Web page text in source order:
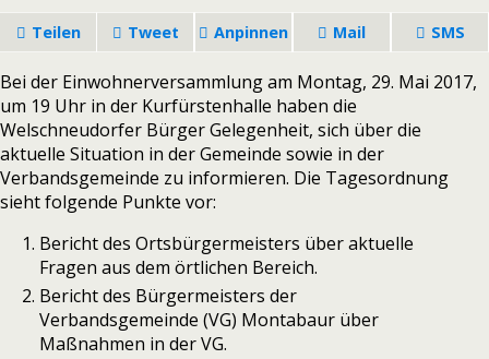
Teilen Tweet Anpinnen Mail SMS
Bei der Einwohnerversammlung am Montag, 29. Mai 2017,
um 19 Uhr in der Kurfürstenhalle haben die
Welschneudorfer Bürger Gelegenheit, sich über die
aktuelle Situation in der Gemeinde sowie in der
Verbandsgemeinde zu informieren. Die Tagesordnung
sieht folgende Punkte vor:
Bericht des Ortsbürgermeisters über aktuelle
Fragen aus dem örtlichen Bereich.
Bericht des Bürgermeisters der
Verbandsgemeinde (VG) Montabaur über
Maßnahmen in der VG.